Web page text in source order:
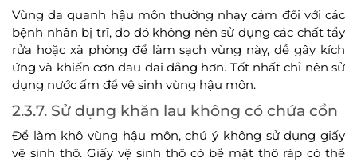
Vùng da quanh hậu môn thường nhạy cảm đối với các
bệnh nhân bị trĩ, do đó không nên sử dụng các chất tẩy
rửa hoặc xà phòng để làm sạch vùng này, dễ gây kích
ứng và khiến cơn đau dai dẳng hơn. Tốt nhất chỉ nên sử
dụng nước ấm để vệ sinh vùng hậu môn.
2.3.7. Sử dụng khăn lau không có chứa cồn
Để làm khô vùng hậu môn, chú ý không sử dụng giấy
vệ sinh thô. Giấy vệ sinh thô có bề mặt thô ráp có thể